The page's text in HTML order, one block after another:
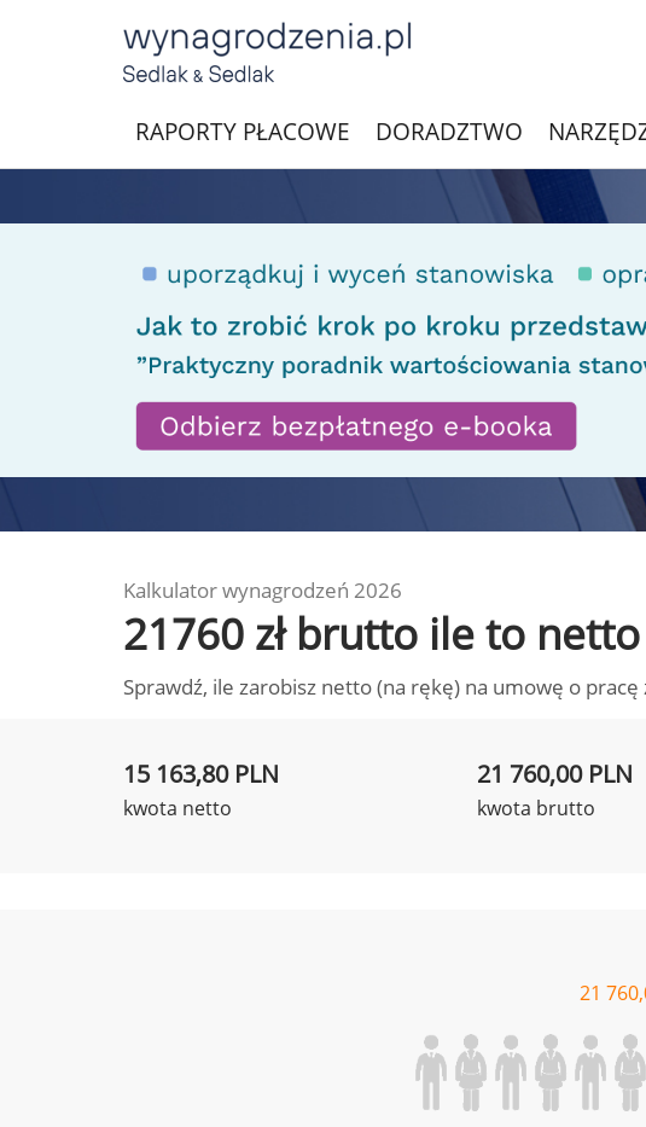
RAPORTY PŁACOWE DORADZTWO
Kalkulator wynagrodzeń 2026
21760 zł brutto ile to
Sprawdź, ile zarobisz netto (na rękę) na umowę o
15 163,80 PLN
kwota netto
21 760,00 PLN
kwota brutto
21